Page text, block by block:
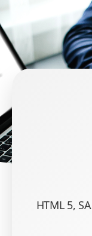
HTML 5,